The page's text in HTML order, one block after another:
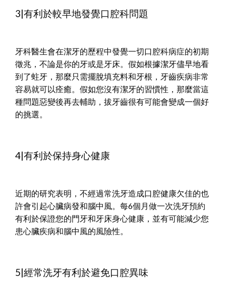
3|有利於較早地發覺口腔科問題
牙科醫生會在潔牙的歷程中發覺一切口腔科病症的初期
徵兆，不論是你的牙或是牙床。假如根據潔牙儘早地看
到了蛀牙，那麼只需擺脫填充料和牙根，牙齒疾病非常
容易就可以痊癒。假如您沒有潔牙的習慣性，那麼當這
種問題惡變後再去輔助，拔牙齒很有可能會變成一個好
的挑選。
4|有利於保持身心健康
近期的研究表明，不經過常洗牙造成口腔健康欠佳的也
許會引起心臟病發和腦中風。每6個月做一次洗牙預約
有利於保證您的門牙和牙床身心健康，並有可能減少您
患心臟疾病和腦中風的風險性。
5|經常洗牙有利於避免口腔異味